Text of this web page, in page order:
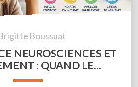
Boussuat
NEUROSCIENCES ET
: QUAND LE...